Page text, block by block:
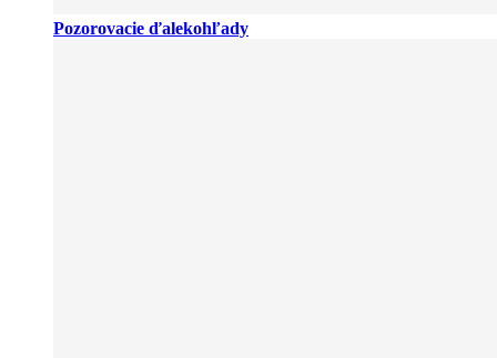
Pozorovacie ďalekohľady